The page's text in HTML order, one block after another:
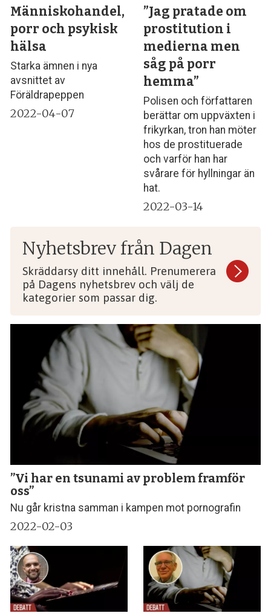
Människohandel,
porr och psykisk
hälsa
Starka ämnen i nya
avsnittet av
Föräldrapeppen
2022-04-07
”Jag pratade om
prostitution i
medierna men
såg på porr
hemma”
Polisen och författaren
berättar om uppväxten i
frikyrkan, tron han möter
hos de prostituerade
och varför han har
svårare för hyllningar än
hat.
2022-03-14
Nyhetsbrev från Dagen
Skräddarsy ditt innehåll. Prenumerera
på Dagens nyhetsbrev och välj de
kategorier som passar dig.
”Vi har en tsunami av problem framför
oss”
Nu går kristna samman i kampen mot pornografin
2022-02-03